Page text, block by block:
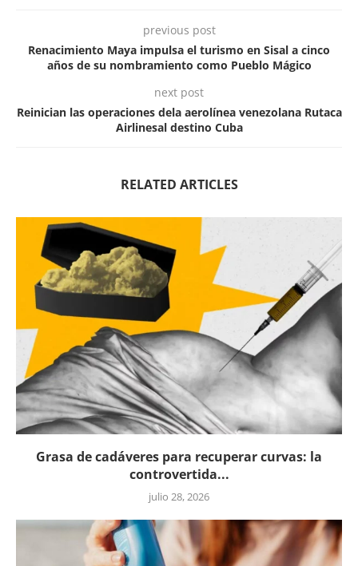
previous post
Renacimiento Maya impulsa el turismo en Sisal a cinco
años de su nombramiento como Pueblo Mágico
next post
Reinician las operaciones dela aerolínea venezolana Rutaca
Airlinesal destino Cuba
RELATED ARTICLES
Grasa de cadáveres para recuperar curvas: la
controvertida...
julio 28, 2026